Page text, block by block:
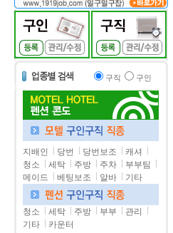
구직 구인
지배인 당번 당번보조
캐셔
청소
세탁 주방 주차
부부팀
메이드
베팅보조 알바 기타
청소 세탁 주방 부부
관리
기타
카운터